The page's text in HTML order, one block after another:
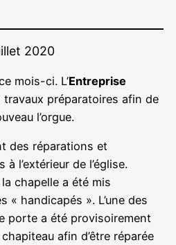
2020
mois-ci. L’Entreprise
travaux préparatoires afin de
l’orgue.
des réparations et
l’extérieur de l’église.
chapelle a été mis
« handicapés ». L’une des
porte a été provisoirement
afin d’être réparée